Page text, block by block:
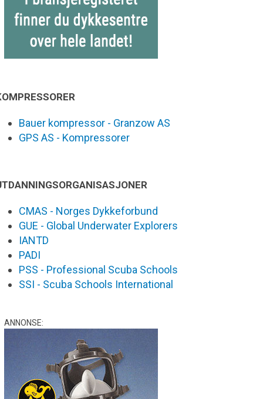
Bauer kompressor - Granzow AS
GPS AS - Kompressorer
CMAS - Norges Dykkeforbund
GUE - Global Underwater Explorers
IANTD
PADI
PSS - Professional Scuba Schools
SSI - Scuba Schools International
ANNONSE: